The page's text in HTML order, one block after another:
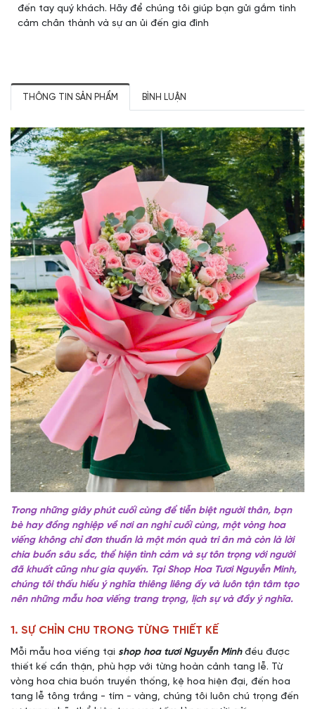
đến tay quý khách. Hãy để chúng tôi giúp bạn gửi gắm tình
cảm chân thành và sự an ủi đến gia đình
THÔNG TIN SẢN PHẨM BÌNH LUẬN
Trong những giây phút cuối cùng để tiễn biệt người thân, bạn
bè hay đồng nghiệp về nơi an nghỉ cuối cùng, một vòng hoa
viếng không chỉ đơn thuần là một món quà tri ân mà còn là lời
chia buồn sâu sắc, thể hiện tình cảm và sự tôn trọng với người
đã khuất cũng như gia quyến. Tại Shop Hoa Tươi Nguyễn Minh,
chúng tôi thấu hiểu ý nghĩa thiêng liêng ấy và luôn tận tâm tạo
nên những mẫu hoa viếng trang trọng, lịch sự và đầy ý nghĩa.
1. SỰ CHỈN CHU TRONG TỪNG THIẾT KẾ
Mỗi mẫu hoa viếng tại shop hoa tươi Nguyễn Minhđều được
thiết kế cẩn thận, phù hợp với từng hoàn cảnh tang lễ. Từ
vòng hoa chia buồn truyền thống, kệ hoa hiện đại, đến hoa
tang lễ tông trắng - tím - vàng, chúng tôi luôn chú trọng đến